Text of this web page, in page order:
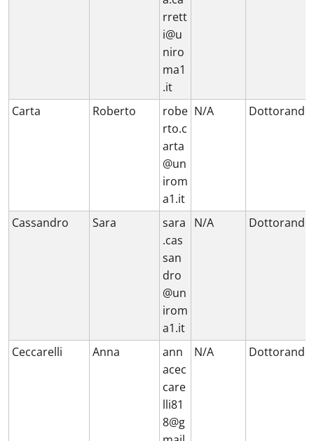
rrett
i@u
niro
ma1
.it
Carta
Roberto
robe
rto.c
arta
@un
irom
a1.it
N/A Dottorando
Cassandro Sara
sara
.cas
san
dro
@un
irom
a1.it
N/A Dottorando
Ceccarelli Anna
ann
acec
care
lli81
8@g
N/A Dottorando